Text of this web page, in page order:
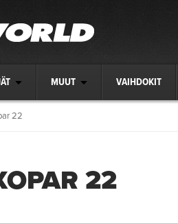
MUUT VAIHDOKIT
22
22